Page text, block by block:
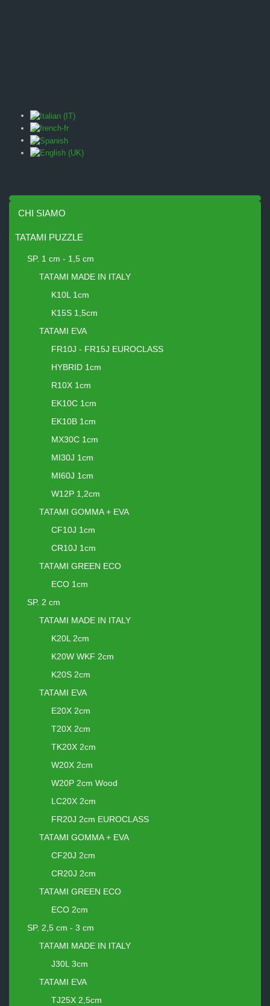
CHI SIAMO
TATAMI PUZZLE
SP. 1 cm - 1,5 cm
TATAMI MADE IN ITALY
K10L 1cm
K15S 1,5cm
TATAMI EVA
FR10J - FR15J EUROCLASS
HYBRID 1cm
R10X 1cm
EK10C 1cm
EK10B 1cm
MX30C 1cm
MI30J 1cm
MI60J 1cm
W12P 1,2cm
TATAMI GOMMA + EVA
CF10J 1cm
CR10J 1cm
TATAMI GREEN ECO
ECO 1cm
SP. 2 cm
TATAMI MADE IN ITALY
K20L 2cm
K20W WKF 2cm
K20S 2cm
TATAMI EVA
E20X 2cm
T20X 2cm
TK20X 2cm
W20X 2cm
W20P 2cm Wood
LC20X 2cm
FR20J 2cm EUROCLASS
TATAMI GOMMA + EVA
CF20J 2cm
CR20J 2cm
TATAMI GREEN ECO
ECO 2cm
SP. 2,5 cm - 3 cm
TATAMI MADE IN ITALY
J30L 3cm
TATAMI EVA
TJ25X 2,5cm